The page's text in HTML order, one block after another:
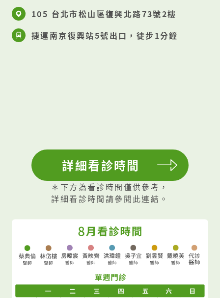
錯！從小就常常聽到媽媽說頭痛，而且她都會說
頭重重的不太能專注」女生燦笑著回答 「媽媽辛
苦了，相信也受此症狀影響生活許多。不曉得你
Hallpike與Supine roll檢查排除了耳石脫落的
情況。從過往頭痛、眩暈以及視覺前兆的表現形
式，家族盛行與加重因子，偏頭痛性眩暈的可能
性相當高。細細叮囑規律生活的重要性、盡量避
慣，以及後續的藥物服用方式，期許病症從此緩
解不復發，快樂生活。 由於諸多的眩暈以及伴隨
症狀與偏頭痛性眩暈/前庭性偏頭痛類似，因此在
確立診斷前，需要謹慎地排除早期梅尼爾氏症、
腦幹或小腦中風等可能性，以及其他可能共存的
105 台北市松山區復興北路73號2樓
捷運南京復興站5號出口，徒步1分鐘
詳細看診時間
＊下方為看診時間僅供參考，
詳細看診時間請參閱此連結。